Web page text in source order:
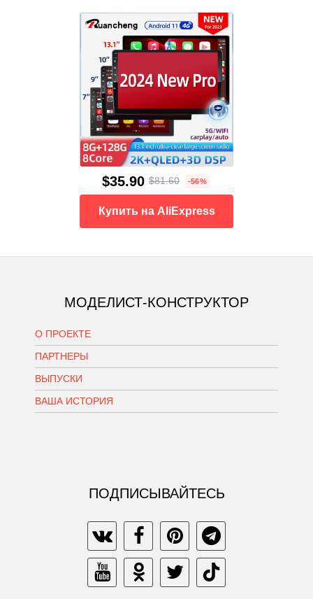
$35.90 $81.60 -56%
Купить на AliExpress
МОДЕЛИСТ-КОНСТРУКТОР
О ПРОЕКТЕ
ПАРТНЕРЫ
ВЫПУСКИ
ВАША ИСТОРИЯ
ПОДПИСЫВАЙТЕСЬ